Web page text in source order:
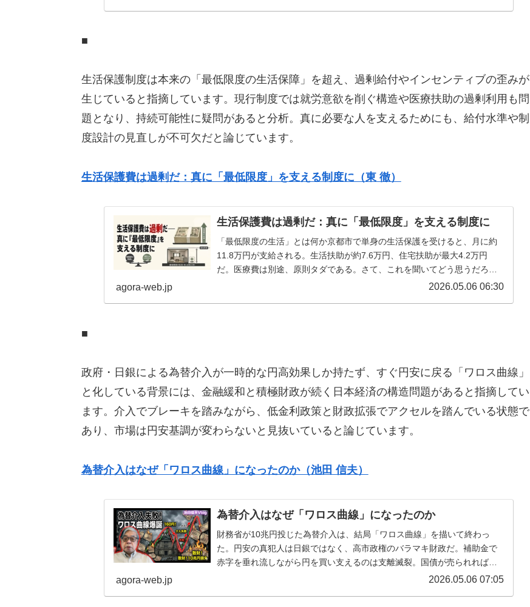
■
生活保護制度は本来の「最低限度の生活保障」を超え、過剰給付やインセンティブの歪みが
生じていると指摘しています。現行制度では就労意欲を削ぐ構造や医療扶助の過剰利用も問
題となり、持続可能性に疑問があると分析。真に必要な人を支えるためにも、給付水準や制
度設計の見直しが不可欠だと論じています。
生活保護費は過剰だ：真に「最低限度」を支える制度に（東 徹）
生活保護費は過剰だ：真に「最低限度」を支える制度に
「最低限度の生活」とは何か京都市で単身の生活保護を受けると、月に約
11.8万円が支給される。生活扶助が約7.6万円、住宅扶助が最大4.2万円
だ。医療費は別途、原則タダである。さて、これを聞いてどう思うだろう
agora-web.jp 2026.05.06 06:30
■
政府・日銀による為替介入が一時的な円高効果しか持たず、すぐ円安に戻る「ワロス曲線」
と化している背景には、金融緩和と積極財政が続く日本経済の構造問題があると指摘してい
ます。介入でブレーキを踏みながら、低金利政策と財政拡張でアクセルを踏んでいる状態で
あり、市場は円安基調が変わらないと見抜いていると論じています。
為替介入はなぜ「ワロス曲線」になったのか（池田 信夫）
為替介入はなぜ「ワロス曲線」になったのか
財務省が10兆円投じた為替介入は、結局「ワロス曲線」を描いて終わっ
た。円安の真犯人は日銀ではなく、高市政権のバラマキ財政だ。補助金で
赤字を垂れ流しながら円を買い支えるのは支離滅裂。国債が売られれば円
agora-web.jp 2026.05.06 07:05